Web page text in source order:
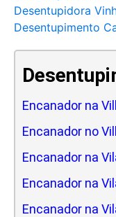
Desentupidora
Desentupimento
Encanador na
Encanador no
Encanador na
Encanador na
Encanador na